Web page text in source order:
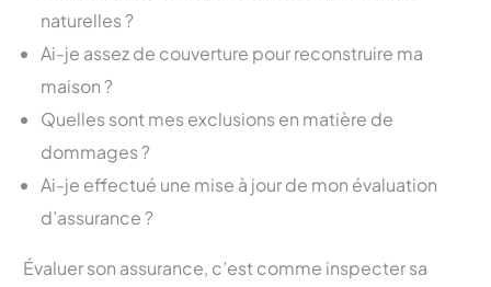
naturelles ?
Ai-je assez de couverture pour reconstruire ma
maison ?
Quelles sont mes exclusions en matière de
dommages ?
Ai-je effectué une mise à jour de mon évaluation
d’assurance ?
Évaluer son assurance, c’est comme inspecter sa